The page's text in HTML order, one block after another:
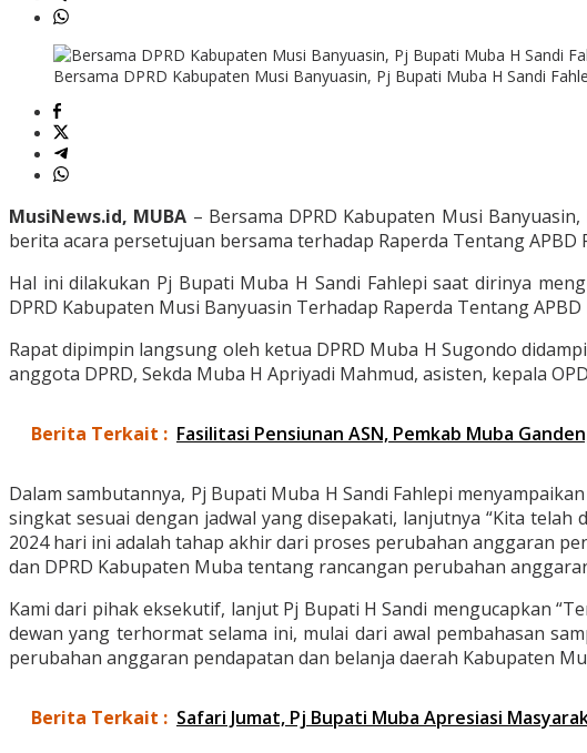
Bersama DPRD Kabupaten Musi Banyuasin, Pj Bupati Muba H Sandi
MusiNews.id, MUBA – Bersama DPRD Kabupaten Musi
berita acara persetujuan bersama terhadap Raperda Tentang APBD
Hal ini dilakukan Pj Bupati Muba H Sandi Fahlepi saat dirinya
DPRD Kabupaten Musi Banyuasin Terhadap Raperda Tentang
Rapat dipimpin langsung oleh ketua DPRD Muba H Sugondo
anggota DPRD, Sekda Muba H Apriyadi Mahmud, asisten, kepala
Berita Terkait : Fasilitasi Pensiunan ASN, Pemkab Muba
Dalam sambutannya, Pj Bupati Muba H Sandi Fahlepi
singkat sesuai dengan jadwal yang disepakati, lanjutnya “Kita
2024 hari ini adalah tahap akhir dari proses perubahan anggaran
dan DPRD Kabupaten Muba tentang rancangan perubahan
Kami dari pihak eksekutif, lanjut Pj Bupati H Sandi mengucapkan
dewan yang terhormat selama ini, mulai dari awal pembahasan
perubahan anggaran pendapatan dan belanja daerah Kabupaten
Berita Terkait : Safari Jumat, Pj Bupati Muba Apresiasi